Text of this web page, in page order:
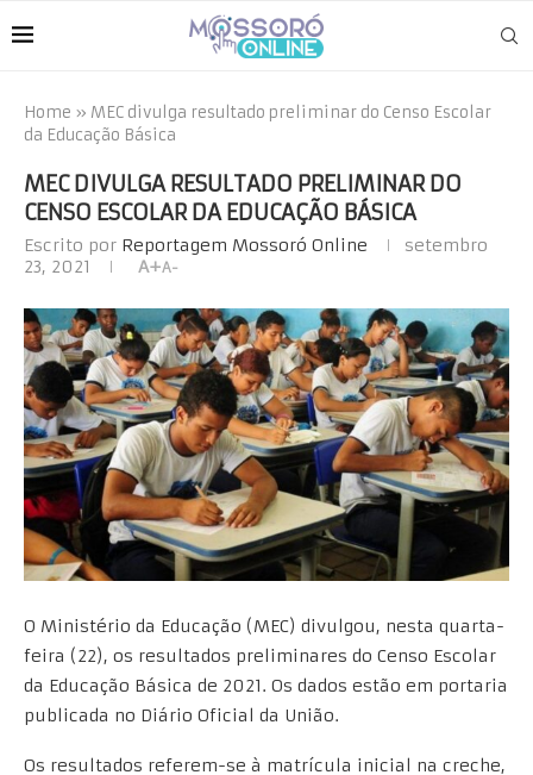
Home » MEC divulga resultado preliminar do Censo Escolar
da Educação Básica
MEC DIVULGA RESULTADO PRELIMINAR DO
CENSO ESCOLAR DA EDUCAÇÃO BÁSICA
Escrito por Reportagem Mossoró Online
setembro
23, 2021
A+A-
O Ministério da Educação (MEC) divulgou, nesta quarta-
feira (22), os resultados preliminares do Censo Escolar
da Educação Básica de 2021. Os dados estão em portaria
publicada no Diário Oficial da União.
Os resultados referem-se à matrícula inicial na creche,